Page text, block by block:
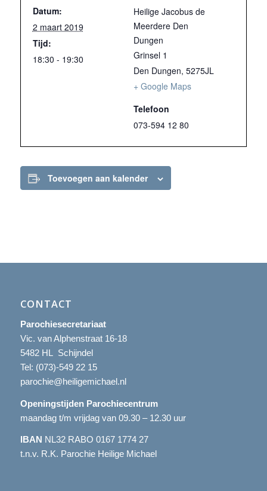
Datum:
2 maart 2019
Tijd:
18:30 - 19:30
Heilige Jacobus de
Meerdere Den
Dungen
Grinsel 1
Den Dungen, 5275JL
+ Google Maps
Telefoon
073-594 12 80
Toevoegen aan kalender
CONTACT
Parochiesecretariaat
Vic. van Alphenstraat 16-18
5482 HL Schijndel
Tel: (073)-549 22 15
parochie@heiligemichael.nl
Openingstijden Parochiecentrum
maandag t/m vrijdag van 09.30 – 12.30 uur
IBAN NL32 RABO 0167 1774 27
t.n.v. R.K. Parochie Heilige Michael